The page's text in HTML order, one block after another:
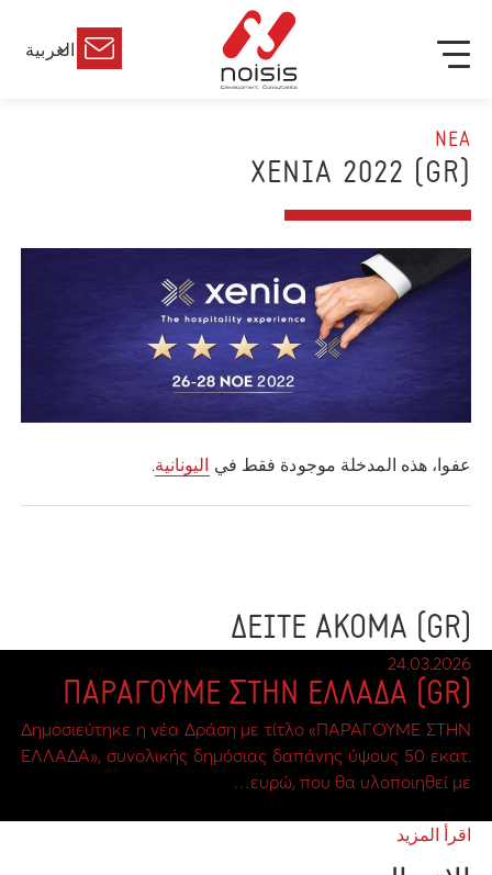
العربية
ΝΕΑ
(GR) XENIA 2022
عفوا، هذه المدخلة موجودة فقط في اليونانية.
(GR) ΔΕΙΤΕ ΑΚΟΜΑ
24.03.2026
(GR) ΠΑΡΑΓΟΥΜΕ ΣΤΗΝ ΕΛΛΑΔΑ
Δημοσιεύτηκε η νέα Δράση με τίτλο «ΠΑΡΑΓΟΥΜΕ ΣΤΗΝ
ΕΛΛΑΔΑ», συνολικής δημόσιας δαπάνης ύψους 50 εκατ.
ευρώ, που θα υλοποιηθεί με…
اقرأ المزيد